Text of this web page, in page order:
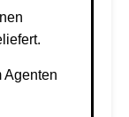
Agenten